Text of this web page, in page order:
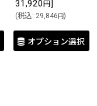
31,920 円]
(税込: 29,846円)
オプション選択